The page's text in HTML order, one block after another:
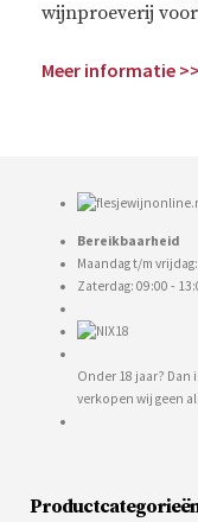
wijnproeverij
Meer informatie >>
Bereikbaarheid
Maandag t/m
Zaterdag: 09:00 -
Onder 18 jaar? Dan
verkopen wij geen